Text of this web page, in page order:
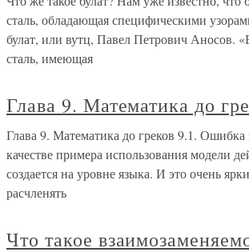
сталь, обладающая специфическими
булат, или вутц, Павел Петрович
сталь, имеющая
Глава 9. Математика до
Глава 9. Математика до греков 9.1.
качестве примера использования модели
создается на уровне языка. И это очень
расчленять
Что такое